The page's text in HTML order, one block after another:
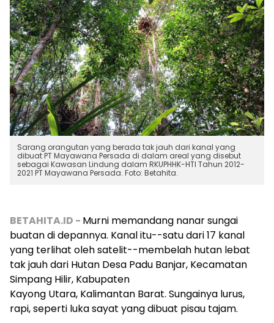
Sarang orangutan yang berada tak jauh dari kanal yang
dibuat PT Mayawana Persada di dalam areal yang disebut
sebagai Kawasan Lindung dalam RKUPHHK-HTI Tahun 2012-
2021 PT Mayawana Persada. Foto: Betahita.
BETAHITA.ID - Murni memandang nanar sungai
buatan di depannya. Kanal itu--satu dari 17 kanal
yang terlihat oleh satelit--membelah hutan lebat
tak jauh dari Hutan Desa Padu Banjar, Kecamatan
Simpang Hilir, Kabupaten
Kayong Utara, Kalimantan Barat. Sungainya lurus,
rapi, seperti luka sayat yang dibuat pisau tajam.